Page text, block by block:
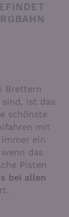
Brettern
ist das
schönste
mit
ein
das
Pisten
bei allen